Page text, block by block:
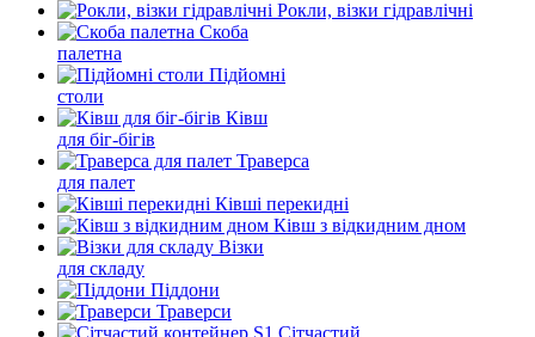
Рокли, візки гідравлічні
Скоба
палетна
Підйомні
столи
Ківш
для біг-бігів
Траверса
для палет
Ківші перекидні
Ківш з відкидним дном
Візки
для складу
Піддони
Траверси
Сітчастий